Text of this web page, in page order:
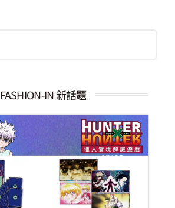
FASHION-IN 新話題